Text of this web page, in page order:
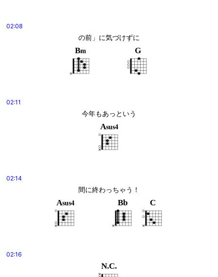
02:08
の前」に気づけずに
Bm G
02:11
今年もあっという
Asus4
02:14
間に終わっちゃう！
Asus4 Bb C
02:16
N.C.